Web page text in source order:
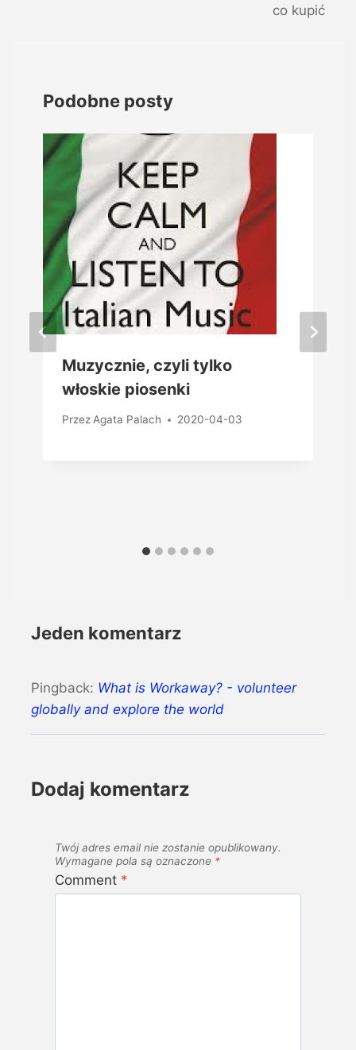
co kupić
Podobne posty
Muzycznie, czyli tylko
włoskie piosenki
PrzezAgata Palach 2020-04-03
Jeden komentarz
Pingback: What is Workaway? - volunteer
globally and explore the world
Dodaj komentarz
Twój adres email nie zostanie opublikowany.
Wymagane pola są oznaczone *
Comment *